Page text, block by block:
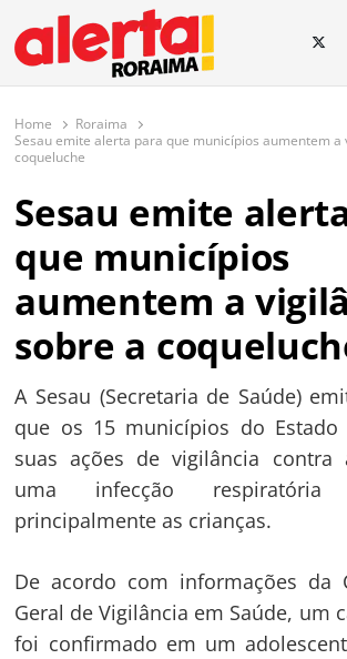
conteúdo
O maior portal de notícias de
O Alerta Roraima é seu portal de notícias
e todo o estado de Roraima. Fique sempre
atualizações em tempo real!
Home
Roraima
Sesau emite alerta para que municípios aumentem a
coqueluche
Sesau emite
que municípios
aumentem a
sobre a
A Sesau (Secretaria de Saúde)
que os 15 municípios do Estado
suas ações de vigilância contra
uma infecção
principalmente as crianças.
De acordo com informações da
Geral de Vigilância em Saúde, um
foi confirmado em um